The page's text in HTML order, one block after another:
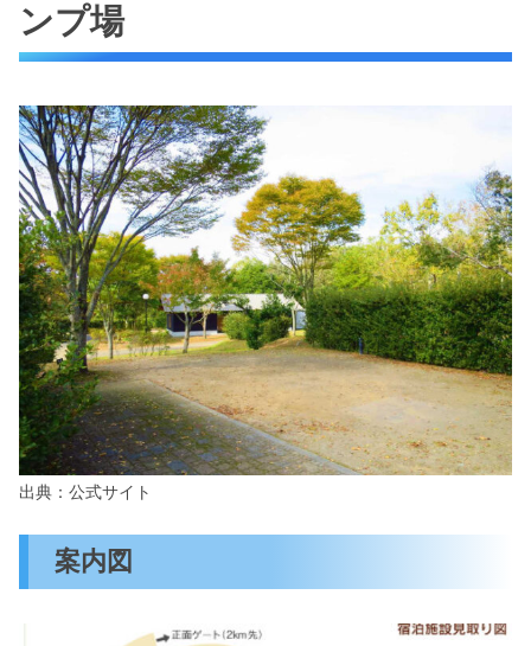
ンプ場
出典：公式サイト
案内図